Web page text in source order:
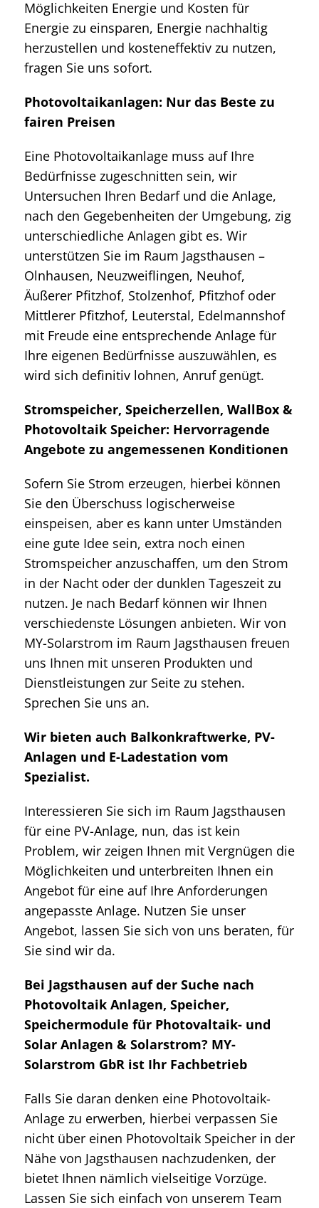
Möglichkeiten Energie und Kosten für
Energie zu einsparen, Energie nachhaltig
herzustellen und kosteneffektiv zu nutzen,
fragen Sie uns sofort.
Photovoltaikanlagen: Nur das Beste zu
fairen Preisen
Eine Photovoltaikanlage muss auf Ihre
Bedürfnisse zugeschnitten sein, wir
Untersuchen Ihren Bedarf und die Anlage,
nach den Gegebenheiten der Umgebung, zig
unterschiedliche Anlagen gibt es. Wir
unterstützen Sie im Raum Jagsthausen –
Olnhausen, Neuzweiflingen, Neuhof,
Äußerer Pfitzhof, Stolzenhof, Pfitzhof oder
Mittlerer Pfitzhof, Leuterstal, Edelmannshof
mit Freude eine entsprechende Anlage für
Ihre eigenen Bedürfnisse auszuwählen, es
wird sich definitiv lohnen, Anruf genügt.
Stromspeicher, Speicherzellen, WallBox &
Photovoltaik Speicher: Hervorragende
Angebote zu angemessenen Konditionen
Sofern Sie Strom erzeugen, hierbei können
Sie den Überschuss logischerweise
einspeisen, aber es kann unter Umständen
eine gute Idee sein, extra noch einen
Stromspeicher anzuschaffen, um den Strom
in der Nacht oder der dunklen Tageszeit zu
nutzen. Je nach Bedarf können wir Ihnen
verschiedenste Lösungen anbieten. Wir von
MY-Solarstrom im Raum Jagsthausen freuen
uns Ihnen mit unseren Produkten und
Dienstleistungen zur Seite zu stehen.
Sprechen Sie uns an.
Wir bieten auch Balkonkraftwerke, PV-
Anlagen und E-Ladestation vom
Spezialist.
Interessieren Sie sich im Raum Jagsthausen
für eine PV-Anlage, nun, das ist kein
Problem, wir zeigen Ihnen mit Vergnügen die
Möglichkeiten und unterbreiten Ihnen ein
Angebot für eine auf Ihre Anforderungen
angepasste Anlage. Nutzen Sie unser
Angebot, lassen Sie sich von uns beraten, für
Sie sind wir da.
Bei Jagsthausen auf der Suche nach
Photovoltaik Anlagen, Speicher,
Speichermodule für Photovaltaik- und
Solar Anlagen & Solarstrom? MY-
Solarstrom GbR ist Ihr Fachbetrieb
Falls Sie daran denken eine Photovoltaik-
Anlage zu erwerben, hierbei verpassen Sie
nicht über einen Photovoltaik Speicher in der
Nähe von Jagsthausen nachzudenken, der
bietet Ihnen nämlich vielseitige Vorzüge.
Lassen Sie sich einfach von unserem Team